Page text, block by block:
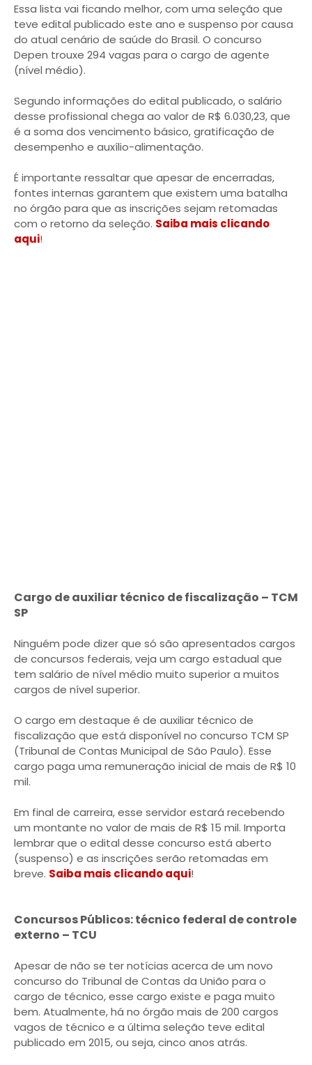
Essa lista vai ficando melhor, com uma seleção que
teve edital publicado este ano e suspenso por causa
do atual cenário de saúde do Brasil. O concurso
Depen trouxe 294 vagas para o cargo de agente
(nível médio).
Segundo informações do edital publicado, o salário
desse profissional chega ao valor de R$ 6.030,23, que
é a soma dos vencimento básico, gratificação de
desempenho e auxílio-alimentação.
É importante ressaltar que apesar de encerradas,
fontes internas garantem que existem uma batalha
no órgão para que as inscrições sejam retomadas
com o retorno da seleção. Saiba mais clicando
aqui!
Cargo de auxiliar técnico de fiscalização – TCM
SP
Ninguém pode dizer que só são apresentados cargos
de concursos federais, veja um cargo estadual que
tem salário de nível médio muito superior a muitos
cargos de nível superior.
O cargo em destaque é de auxiliar técnico de
fiscalização que está disponível no concurso TCM SP
(Tribunal de Contas Municipal de São Paulo). Esse
cargo paga uma remuneração inicial de mais de R$ 10
mil.
Em final de carreira, esse servidor estará recebendo
um montante no valor de mais de R$ 15 mil. Importa
lembrar que o edital desse concurso está aberto
(suspenso) e as inscrições serão retomadas em
breve. Saiba mais clicando aqui!
Concursos Públicos: técnico federal de controle
externo – TCU
Apesar de não se ter notícias acerca de um novo
concurso do Tribunal de Contas da União para o
cargo de técnico, esse cargo existe e paga muito
bem. Atualmente, há no órgão mais de 200 cargos
vagos de técnico e a última seleção teve edital
publicado em 2015, ou seja, cinco anos atrás.